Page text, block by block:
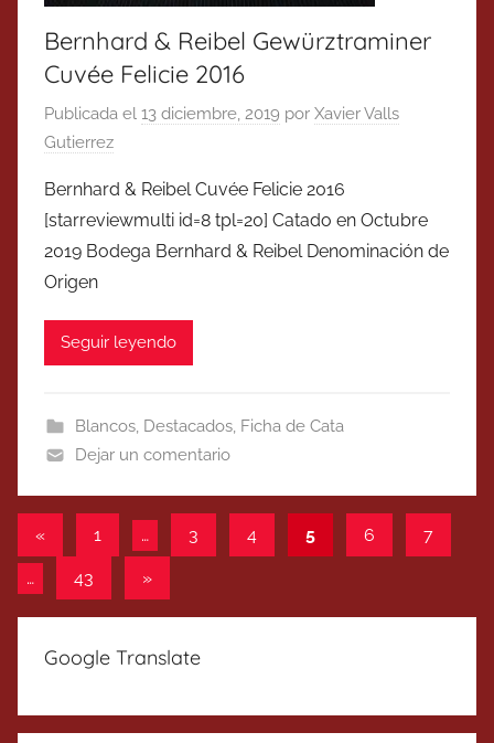
Bernhard & Reibel Gewürztraminer
Cuvée Felicie 2016
Publicada el 13 diciembre, 2019 por Xavier Valls
Gutierrez
Bernhard & Reibel Cuvée Felicie 2016
[starreviewmulti id=8 tpl=20] Catado en Octubre
2019 Bodega Bernhard & Reibel Denominación de
Origen
Seguir leyendo
Blancos, Destacados, Ficha de Cata
Dejar un comentario
Paginación
de
entradas
«Entradas
1 … 3 4 5 6 7
… 43
Entradas
»
Google Translate